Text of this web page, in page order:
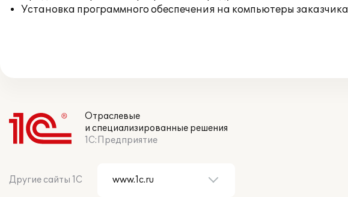
Установка программного обеспечения на компьютеры заказчика
Отраслевые
и специализированные решения
1С:Предприятие
Другие сайты 1С